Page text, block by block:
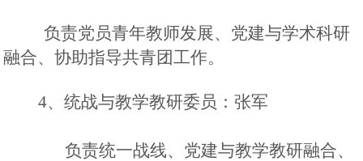
负责党员青年教师发展、党建与学术科研
融合、协助指导共青团工作。
4、统战与教学教研委员：张军
负责统一战线、党建与教学教研融合、